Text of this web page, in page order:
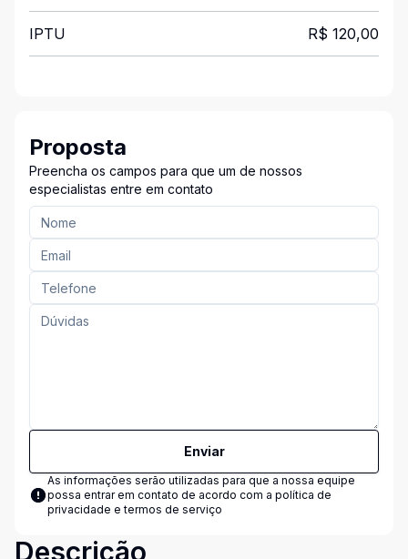
IPTU R$ 120,00
Proposta
Preencha os campos para que um de nossos
especialistas entre em contato
Enviar
As informações serão utilizadas para que a nossa equipe
possa entrar em contato de acordo com a política de
privacidade e termos de serviço
Descrição